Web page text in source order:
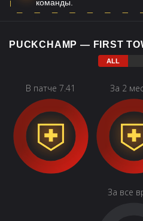
команды.
PUCKCHAMP — FIRST
В патче 7.41 За 2
За все